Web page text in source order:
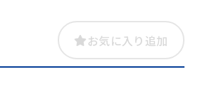
お気に入り追加